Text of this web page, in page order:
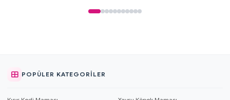
POPÜLER KATEGORILER